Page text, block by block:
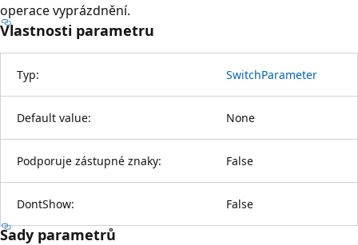
operace vyprázdnění.
Vlastnosti parametru
Typ: SwitchParameter
Default value: None
Podporuje zástupné znaky: False
DontShow: False
Sady parametrů